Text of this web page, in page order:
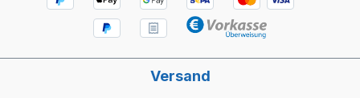
Versand